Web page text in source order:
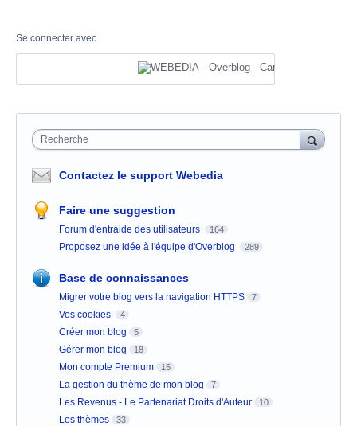
Se connecter avec
Recherche
Contactez le support Webedia
Faire une suggestion
Forum d'entraide des utilisateurs 164
Proposez une idée à l'équipe d'Overblog 289
Base de connaissances
Migrer votre blog vers la navigation HTTPS 7
Vos cookies 4
Créer mon blog 5
Gérer mon blog 18
Mon compte Premium 15
La gestion du thème de mon blog 7
Les Revenus - Le Partenariat Droits d'Auteur 10
Les thèmes 33